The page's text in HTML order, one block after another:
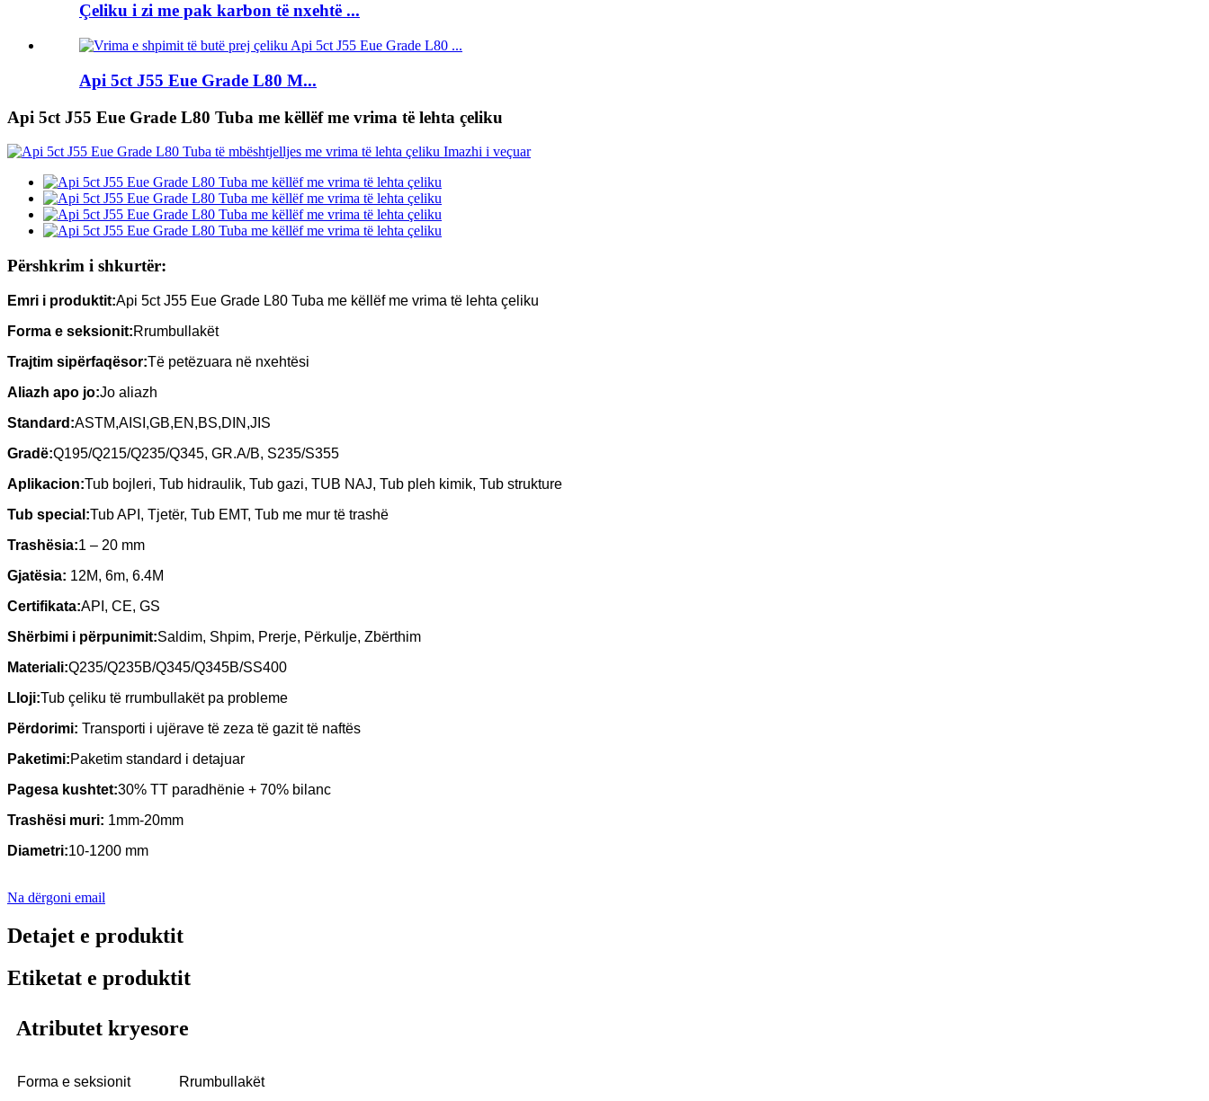
Çeliku i zi me pak karbon të nxehtë ...
Api 5ct J55 Eue Grade L80 M...
Api 5ct J55 Eue Grade L80 Tuba me këllëf me vrima të lehta çeliku
Përshkrim i shkurtër:
Emri i produktit:Api 5ct J55 Eue Grade L80 Tuba me këllëf me vrima të lehta çeliku
Forma e seksionit:Rrumbullakët
Trajtim sipërfaqësor:Të petëzuara në nxehtësi
Aliazh apo jo:Jo aliazh
Standard :ASTM,AISI,GB,EN,BS,DIN,JIS
Gradë:Q195/Q215/Q235/Q345, GR.A/B, S235/S355
Aplikacion:Tub bojleri, Tub hidraulik, Tub gazi, TUB NAJ, Tub pleh kimik, Tub strukture
Tub special :Tub API, Tjetër, Tub EMT, Tub me mur të trashë
Trashësia:1 – 20 mm
Gjatësia: 12M, 6m, 6.4M
Certifikata:API, CE, GS
Shërbimi i përpunimit:Saldim, Shpim, Prerje, Përkulje, Zbërthim
Materiali:Q235/Q235B/Q345/Q345B/SS400
Lloji:Tub çeliku të rrumbullakët pa probleme
Përdorimi: Transporti i ujërave të zeza të gazit të naftës
Paketimi:Paketim standard i detajuar
Pagesa kushtet:30% TT paradhënie + 70% bilanc
Trashësi muri: 1mm-20mm
Diametri:10-1200 mm
Na dërgoni email
Detajet e produktit
Etiketat e produktit
Atributet kryesore
Forma e seksionit Rrumbullakët